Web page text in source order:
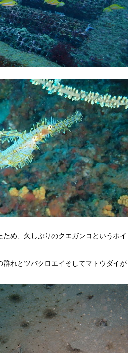
ため、久しぶりのクエガンコというポイ
群れとツバクロエイそしてマトウダイが